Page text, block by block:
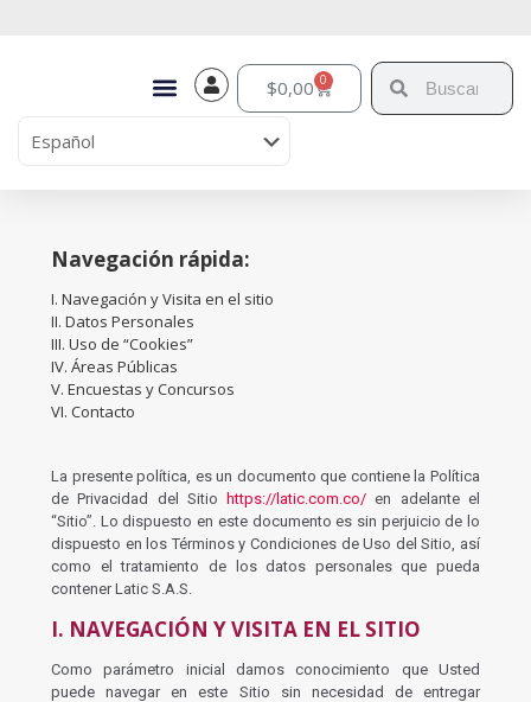
$0,00 0
Navegación rápida:
I. Navegación y Visita en el sitio
II. Datos Personales
III. Uso de “Cookies”
IV. Áreas Públicas
V. Encuestas y Concursos
VI. Contacto
La presente política, es un documento que contiene la Política
de Privacidad del Sitio
https://latic.com.co/ en adelante el
“Sitio”. Lo dispuesto en este documento es sin perjuicio de lo
dispuesto en los Términos y Condiciones de Uso del Sitio, así
como el tratamiento de los datos personales que pueda
contener Latic S.A.S.
I. NAVEGACIÓN Y VISITA EN EL SITIO
Como parámetro inicial damos conocimiento que Usted
puede navegar en este Sitio sin necesidad de entregar